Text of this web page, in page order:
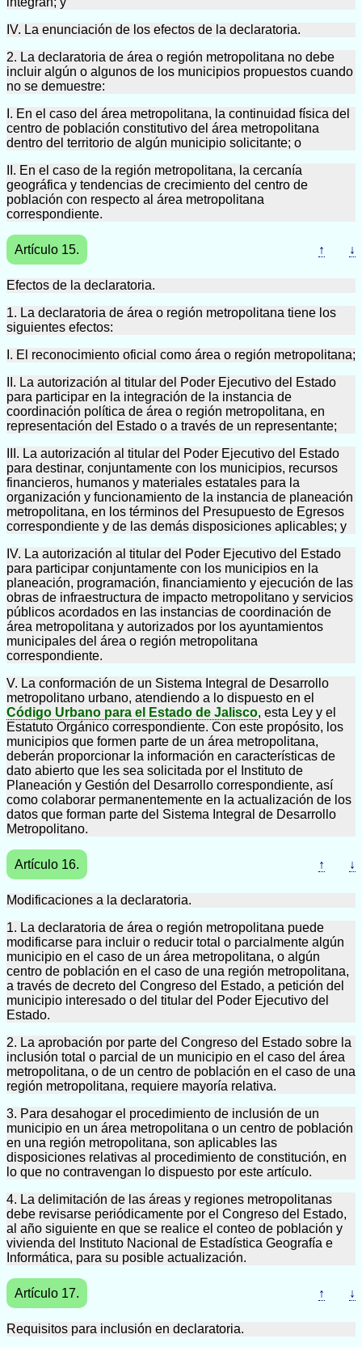
IV. La enunciación de los efectos de la declaratoria.
2. La declaratoria de área o región metropolitana no debe
incluir algún o algunos de los municipios propuestos cuando
no se demuestre:
I. En el caso del área metropolitana, la continuidad física del
centro de población constitutivo del área metropolitana
dentro del territorio de algún municipio solicitante; o
II. En el caso de la región metropolitana, la cercanía
geográfica y tendencias de crecimiento del centro de
población con respecto al área metropolitana
correspondiente.
Artículo 15. ↑ ↓
Efectos de la declaratoria.
1. La declaratoria de área o región metropolitana tiene los
siguientes efectos:
I. El reconocimiento oficial como área o región metropolitana;
II. La autorización al titular del Poder Ejecutivo del Estado
para participar en la integración de la instancia de
coordinación política de área o región metropolitana, en
representación del Estado o a través de un representante;
III. La autorización al titular del Poder Ejecutivo del Estado
para destinar, conjuntamente con los municipios, recursos
financieros, humanos y materiales estatales para la
organización y funcionamiento de la instancia de planeación
metropolitana, en los términos del Presupuesto de Egresos
correspondiente y de las demás disposiciones aplicables; y
IV. La autorización al titular del Poder Ejecutivo del Estado
para participar conjuntamente con los municipios en la
planeación, programación, financiamiento y ejecución de las
obras de infraestructura de impacto metropolitano y servicios
públicos acordados en las instancias de coordinación de
área metropolitana y autorizados por los ayuntamientos
municipales del área o región metropolitana
correspondiente.
V. La conformación de un Sistema Integral de Desarrollo
metropolitano urbano, atendiendo a lo dispuesto en el
Código Urbano para el Estado de Jalisco, esta Ley y el
Estatuto Orgánico correspondiente. Con este propósito, los
municipios que formen parte de un área metropolitana,
deberán proporcionar la información en características de
dato abierto que les sea solicitada por el Instituto de
Planeación y Gestión del Desarrollo correspondiente, así
como colaborar permanentemente en la actualización de los
datos que forman parte del Sistema Integral de Desarrollo
Metropolitano.
Artículo 16. ↑ ↓
Modificaciones a la declaratoria.
1. La declaratoria de área o región metropolitana puede
modificarse para incluir o reducir total o parcialmente algún
municipio en el caso de un área metropolitana, o algún
centro de población en el caso de una región metropolitana,
a través de decreto del Congreso del Estado, a petición del
municipio interesado o del titular del Poder Ejecutivo del
Estado.
2. La aprobación por parte del Congreso del Estado sobre la
inclusión total o parcial de un municipio en el caso del área
metropolitana, o de un centro de población en el caso de una
región metropolitana, requiere mayoría relativa.
3. Para desahogar el procedimiento de inclusión de un
municipio en un área metropolitana o un centro de población
en una región metropolitana, son aplicables las
disposiciones relativas al procedimiento de constitución, en
lo que no contravengan lo dispuesto por este artículo.
4. La delimitación de las áreas y regiones metropolitanas
debe revisarse periódicamente por el Congreso del Estado,
al año siguiente en que se realice el conteo de población y
vivienda del Instituto Nacional de Estadística Geografía e
Informática, para su posible actualización.
Artículo 17. ↑ ↓
Requisitos para inclusión en declaratoria.